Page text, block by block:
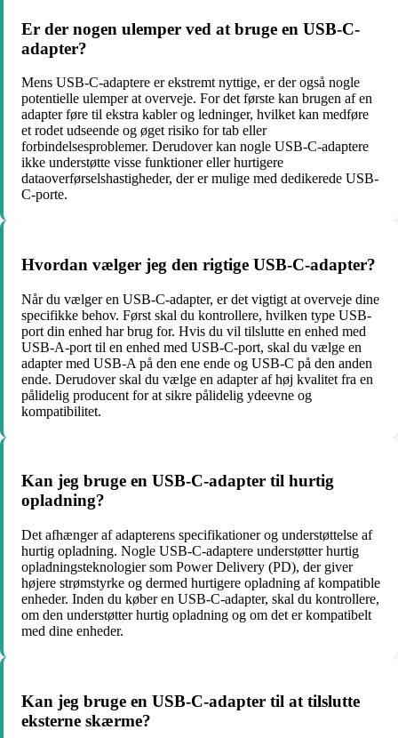
Er der nogen ulemper ved at bruge en USB-C-
adapter?
Mens USB-C-adaptere er ekstremt nyttige, er der også nogle
potentielle ulemper at overveje. For det første kan brugen af en
adapter føre til ekstra kabler og ledninger, hvilket kan medføre
et rodet udseende og øget risiko for tab eller
forbindelsesproblemer. Derudover kan nogle USB-C-adaptere
ikke understøtte visse funktioner eller hurtigere
dataoverførselshastigheder, der er mulige med dedikerede USB-
C-porte.
Hvordan vælger jeg den rigtige USB-C-adapter?
Når du vælger en USB-C-adapter, er det vigtigt at overveje dine
specifikke behov. Først skal du kontrollere, hvilken type USB-
port din enhed har brug for. Hvis du vil tilslutte en enhed med
USB-A-port til en enhed med USB-C-port, skal du vælge en
adapter med USB-A på den ene ende og USB-C på den anden
ende. Derudover skal du vælge en adapter af høj kvalitet fra en
pålidelig producent for at sikre pålidelig ydeevne og
kompatibilitet.
Kan jeg bruge en USB-C-adapter til hurtig
opladning?
Det afhænger af adapterens specifikationer og understøttelse af
hurtig opladning. Nogle USB-C-adaptere understøtter hurtig
opladningsteknologier som Power Delivery (PD), der giver
højere strømstyrke og dermed hurtigere opladning af kompatible
enheder. Inden du køber en USB-C-adapter, skal du kontrollere,
om den understøtter hurtig opladning og om det er kompatibelt
med dine enheder.
Kan jeg bruge en USB-C-adapter til at tilslutte
eksterne skærme?